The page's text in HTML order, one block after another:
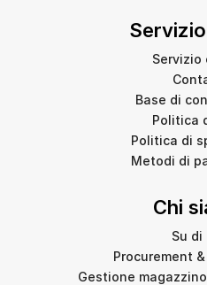
Servizio
Base di
Politica
Politica di
Metodi di
Chi
Su di
Procurement
Gestione